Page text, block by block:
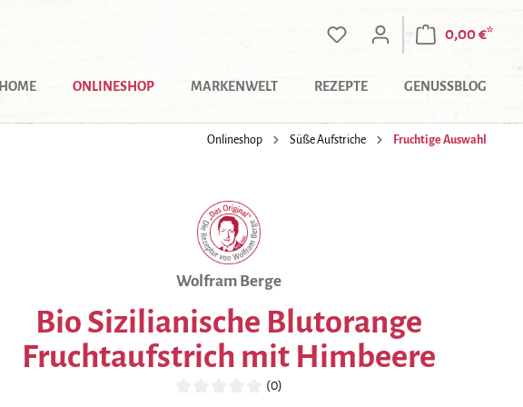
0,00 €*
HOME ONLINESHOP MARKENWELT REZEPTE GENUSSBLOG
Onlineshop Süße Aufstriche Fruchtige Auswahl
Wolfram Berge
Bio Sizilianische Blutorange
Fruchtaufstrich mit Himbeere
(0)